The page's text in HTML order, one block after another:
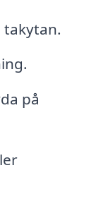
takytan.
på